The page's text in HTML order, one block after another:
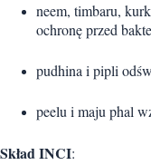
neem, timbaru,
ochronę przed
pudhina i pipli
peelu i maju phal
Skład INCI: